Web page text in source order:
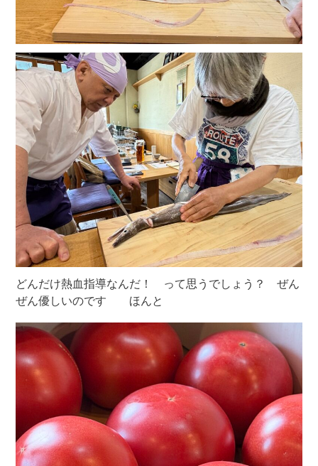
どんだけ熱血指導なんだ！ って思うでしょう？ ぜん
ぜん優しいのです ほんと